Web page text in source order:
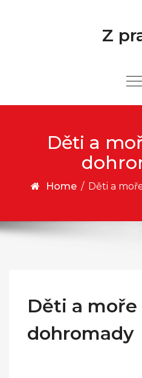
Z
Děti a
Home / Děti a
Děti a moře
dohromady